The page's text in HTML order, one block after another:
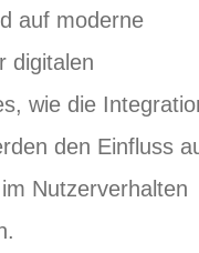
auf moderne
digitalen
wie die
den Einfluss
Nutzerverhalten